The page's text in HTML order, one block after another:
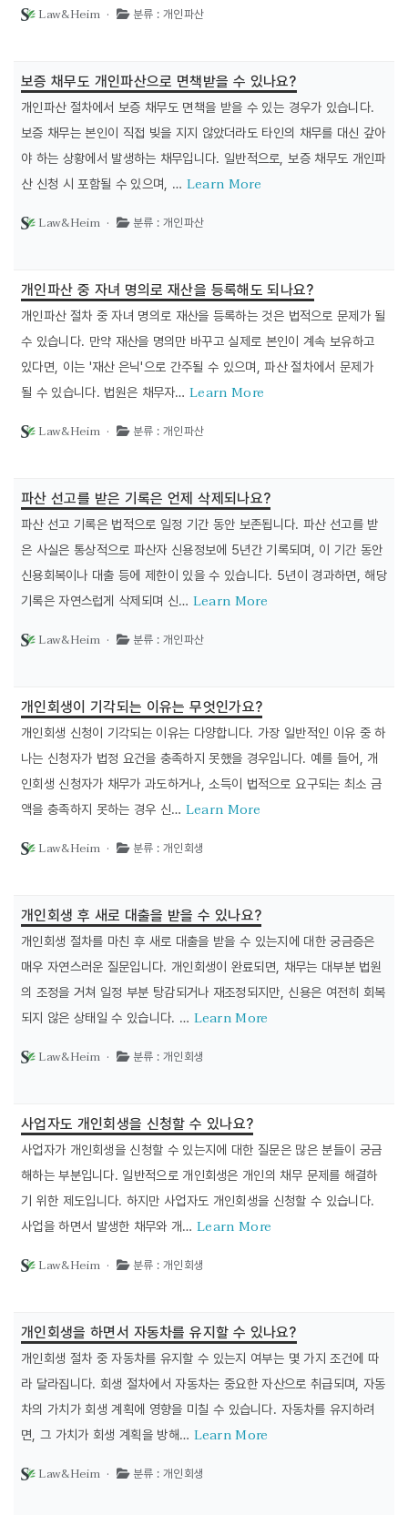
Law&Heim · 분류 : 개인파산
보증 채무도 개인파산으로 면책받을 수 있나요?
개인파산 절차에서 보증 채무도 면책을 받을 수 있는 경우가 있습니다.
보증 채무는 본인이 직접 빚을 지지 않았더라도 타인의 채무를 대신 갚아
야 하는 상황에서 발생하는 채무입니다. 일반적으로, 보증 채무도 개인파
산 신청 시 포함될 수 있으며, … Learn More
Law&Heim · 분류 : 개인파산
개인파산 중 자녀 명의로 재산을 등록해도 되나요?
개인파산 절차 중 자녀 명의로 재산을 등록하는 것은 법적으로 문제가 될
수 있습니다. 만약 재산을 명의만 바꾸고 실제로 본인이 계속 보유하고
있다면, 이는 '재산 은닉'으로 간주될 수 있으며, 파산 절차에서 문제가
될 수 있습니다. 법원은 채무자…Learn More
Law&Heim · 분류 : 개인파산
파산 선고를 받은 기록은 언제 삭제되나요?
파산 선고 기록은 법적으로 일정 기간 동안 보존됩니다. 파산 선고를 받
은 사실은 통상적으로 파산자 신용정보에 5년간 기록되며, 이 기간 동안
신용회복이나 대출 등에 제한이 있을 수 있습니다. 5년이 경과하면, 해당
기록은 자연스럽게 삭제되며 신… Learn More
Law&Heim · 분류 : 개인파산
개인회생이 기각되는 이유는 무엇인가요?
개인회생 신청이 기각되는 이유는 다양합니다. 가장 일반적인 이유 중 하
나는 신청자가 법정 요건을 충족하지 못했을 경우입니다. 예를 들어, 개
인회생 신청자가 채무가 과도하거나, 소득이 법적으로 요구되는 최소 금
액을 충족하지 못하는 경우 신… Learn More
Law&Heim · 분류 : 개인회생
개인회생 후 새로 대출을 받을 수 있나요?
개인회생 절차를 마친 후 새로 대출을 받을 수 있는지에 대한 궁금증은
매우 자연스러운 질문입니다. 개인회생이 완료되면, 채무는 대부분 법원
의 조정을 거쳐 일정 부분 탕감되거나 재조정되지만, 신용은 여전히 회복
되지 않은 상태일 수 있습니다. … Learn More
Law&Heim · 분류 : 개인회생
사업자도 개인회생을 신청할 수 있나요?
사업자가 개인회생을 신청할 수 있는지에 대한 질문은 많은 분들이 궁금
해하는 부분입니다. 일반적으로 개인회생은 개인의 채무 문제를 해결하
기 위한 제도입니다. 하지만 사업자도 개인회생을 신청할 수 있습니다.
사업을 하면서 발생한 채무와 개…Learn More
Law&Heim · 분류 : 개인회생
개인회생을 하면서 자동차를 유지할 수 있나요?
개인회생 절차 중 자동차를 유지할 수 있는지 여부는 몇 가지 조건에 따
라 달라집니다. 회생 절차에서 자동차는 중요한 자산으로 취급되며, 자동
차의 가치가 회생 계획에 영향을 미칠 수 있습니다. 자동차를 유지하려
면, 그 가치가 회생 계획을 방해… Learn More
Law&Heim · 분류 : 개인회생